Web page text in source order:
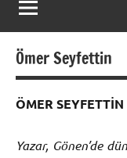
ve
Öğretmenlerinin
Kaynak
Sitesi
Ömer Seyfettin
ÖMER
Yazar, Gönen’de